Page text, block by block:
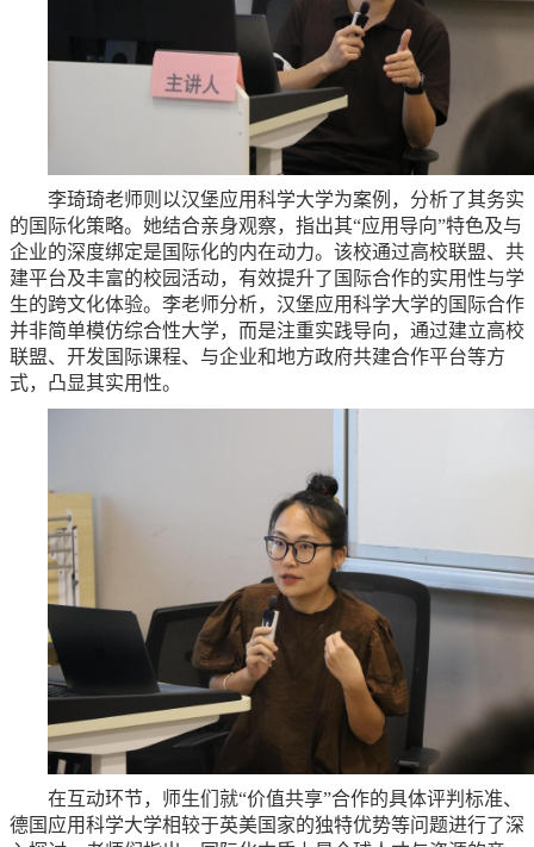
李琦琦老师则以汉堡应用科学大学为案例，分析了其务实
的国际化策略。她结合亲身观察，指出其“应用导向”特色及与
企业的深度绑定是国际化的内在动力。该校通过高校联盟、共
建平台及丰富的校园活动，有效提升了国际合作的实用性与学
生的跨文化体验。李老师分析，汉堡应用科学大学的国际合作
并非简单模仿综合性大学，而是注重实践导向，通过建立高校
联盟、开发国际课程、与企业和地方政府共建合作平台等方
式，凸显其实用性。
在互动环节，师生们就“价值共享”合作的具体评判标准、
德国应用科学大学相较于英美国家的独特优势等问题进行了深